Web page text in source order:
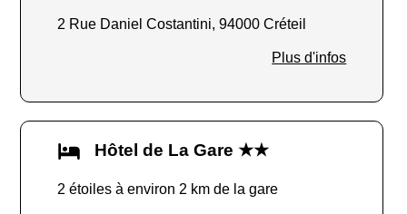
2 Rue Daniel Costantini, 94000 Créteil
Plus d'infos
Hôtel de La Gare ★★
2 étoiles à environ 2 km de la gare